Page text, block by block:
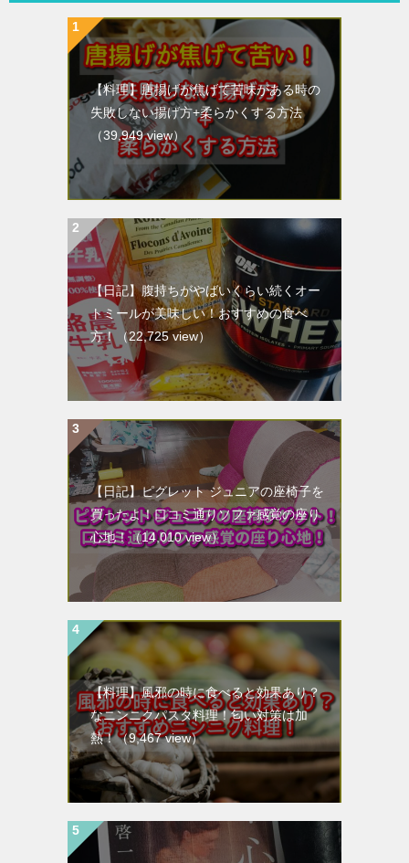
【料理】唐揚げが焦げて苦味がある時の
失敗しない揚げ方+柔らかくする方法
（39,949 view）
【日記】腹持ちがやばいくらい続くオー
トミールが美味しい！おすすめの食べ
方！
（22,725 view）
【日記】ピグレット ジュニアの座椅子を
買ったよ！口コミ通りソファ感覚の座り
心地！（14,010 view）
【料理】風邪の時に食べると効果あり？
なニンニクパスタ料理！匂い対策は加
熱！（9,467 view）